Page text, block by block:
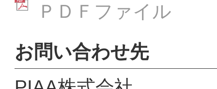
ＰＤＦファイル
お問い合わせ先